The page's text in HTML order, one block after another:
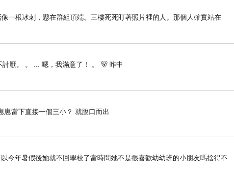
說的「吾日三省吾身」，經常反省自己的行為、
一根冰刺，懸在群組頂端。三樓死死盯著照片裡的人。那個人確實站在
厭。 。 ... 嗯，我滿意了！ 。 🐻 昨中
當下直接一個三小？ 就脫口而出
今年暑假後她就不回學校了當時問她不是很喜歡幼幼班的小朋友嗎捨得不